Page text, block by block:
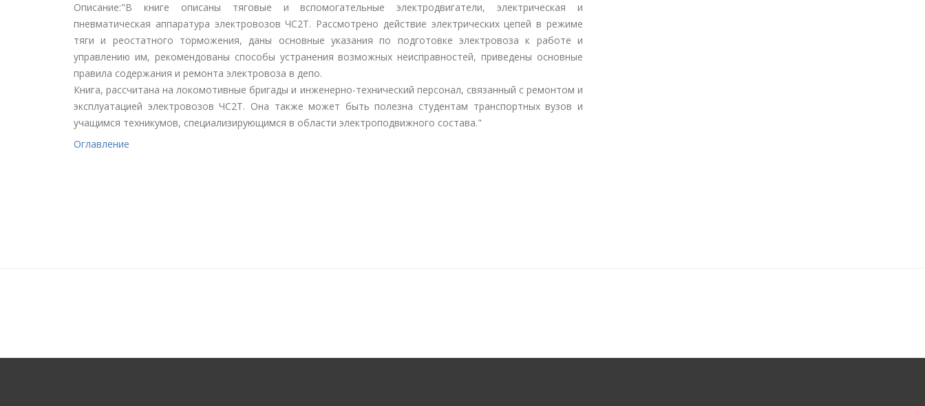
Описание:"В книге описаны тяговые и вспомогательные электродвигатели, электрическая и
пневматическая аппаратура электровозов ЧС2Т. Рассмотрено действие электрических цепей в режиме
тяги и реостатного торможения, даны основные указания по подготовке электровоза к работе и
управлению им, рекомендованы способы устранения возможных неисправностей, приведены основные
правила содержания и ремонта электровоза в депо.
Книга, рассчитана на локомотивные бригады и инженерно-технический персонал, связанный с ремонтом и
эксплуатацией электровозов ЧС2Т. Она также может быть полезна студентам транспортных вузов и
учащимся техникумов, специализирующимся в области электроподвижного состава."
Оглавление